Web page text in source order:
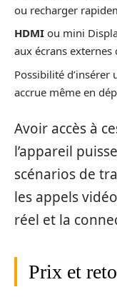
ou recharger
HDMI ou mini
aux écrans
Possibilité d’insérer
accrue même en
Avoir accès à
l’appareil
scénarios de
les appels
réel et la
Prix et